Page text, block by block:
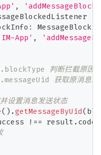
,
:
App' ,
判断拦截原因
获取原消息内
设置消息发送状态
( ) .getMessageByUid(
!== result . code